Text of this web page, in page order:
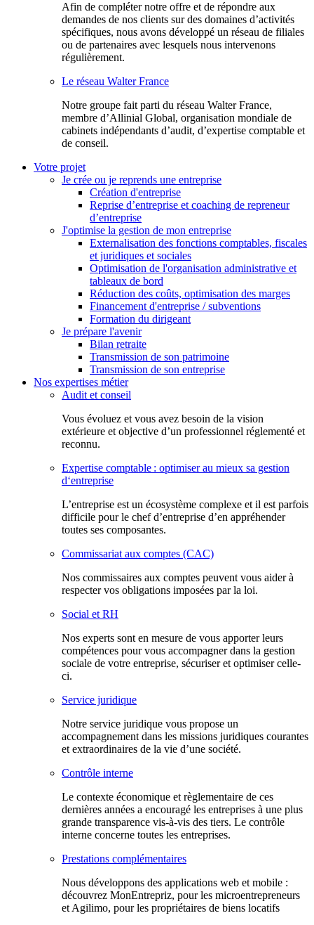
Afin de compléter notre offre et de répondre aux
demandes de nos clients sur des domaines d’activités
spécifiques, nous avons développé un réseau de filiales
ou de partenaires avec lesquels nous intervenons
régulièrement.
Le réseau Walter France
Notr​e groupe fait parti du réseau Walter France,
membre d’Allinial Global, organisation mondiale de
cabinets indépendants d’audit, d’expertise comptable et
de conseil.
Votre projet
Je crée ou je reprends une entreprise
Création d'entreprise
Reprise d’entreprise et coaching de repreneur
d’entreprise
J'optimise la gestion de mon entreprise
Externalisation des fonctions comptables, fiscales
et juridiques et sociales
Optimisation de l'organisation administrative et
tableaux de bord
Réduction des coûts, optimisation des marges
Financement d'entreprise / subventions
Formation du dirigeant
Je prépare l'avenir
Bilan retraite
Transmission de son patrimoine
Transmission de son entreprise
Nos expertises métier
Audit et conseil
Vous évoluez et vous avez besoin de la vision
extérieure et objective d’un professionnel réglementé et
reconnu.
Expertise comptable : optimiser au mieux sa gestion
d‘entreprise
L’entreprise est un écosystème complexe et il est parfois
difficile pour le chef d’entreprise d’en appréhender
toutes ses composantes.
Commissariat aux comptes (CAC)
Nos commissaires aux comptes peuvent vous aider à
respecter vos obligations imposées par la loi.
Social et RH
Nos experts sont en mesure de vous apporter leurs
compétences pour vous accompagner dans la gestion
sociale de votre entreprise, sécuriser et optimiser celle-
ci.
Service juridique
Notre service juridique vous propose un
accompagnement dans les missions juridiques courantes
et extraordinaires de la vie d’une société.
Contrôle interne
Le contexte économique et règlementaire de ces
dernières années a encouragé les entreprises à une plus
grande transparence vis-à-vis des tiers. Le contrôle
interne concerne toutes les entreprises.
Prestations complémentaires
Nous développons des applications web et mobile :
découvrez MonEntrepriz, pour les microentrepreneurs
et Agilimo, pour les propriétaires de biens locatifs